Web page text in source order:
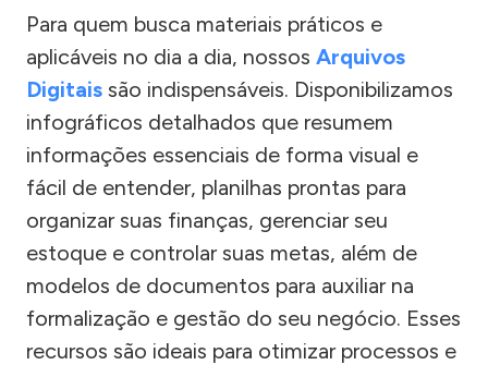
Para quem busca materiais práticos e
aplicáveis no dia a dia, nossos Arquivos
Digitais são indispensáveis. Disponibilizamos
infográficos detalhados que resumem
informações essenciais de forma visual e
fácil de entender, planilhas prontas para
organizar suas finanças, gerenciar seu
estoque e controlar suas metas, além de
modelos de documentos para auxiliar na
formalização e gestão do seu negócio. Esses
recursos são ideais para otimizar processos e